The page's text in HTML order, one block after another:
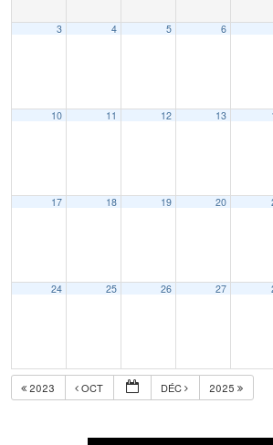
3 4 5 6
10 11 12 13
17 18 19 20
24 25 26 27
2023 OCT DÉC 2025